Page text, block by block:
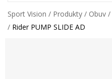
Sport Vision Produkty Obuv
Rider PUMP SLIDE AD